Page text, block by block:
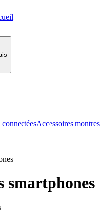
Accessoires
smartphones